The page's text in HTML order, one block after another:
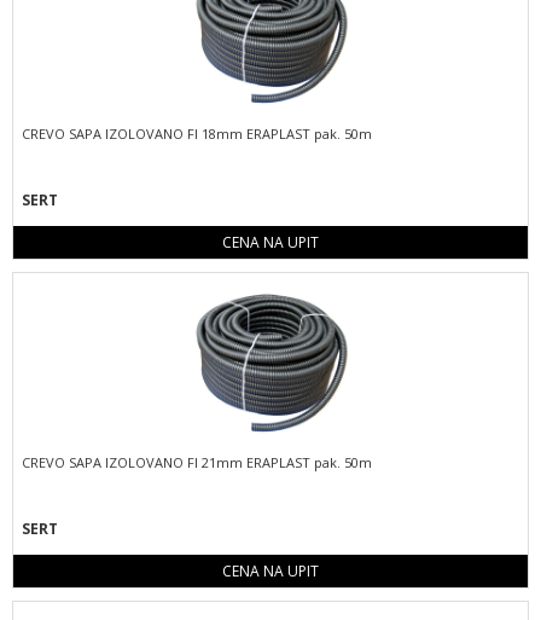
CREVO SAPA IZOLOVANO FI 18mm ERAPLAST pak. 50m
SERT
CENA NA UPIT
CREVO SAPA IZOLOVANO FI 21mm ERAPLAST pak. 50m
SERT
CENA NA UPIT